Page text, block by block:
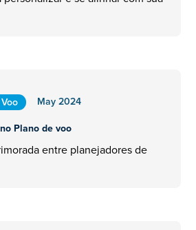
May 2024
Plano de voo
entre planejadores de